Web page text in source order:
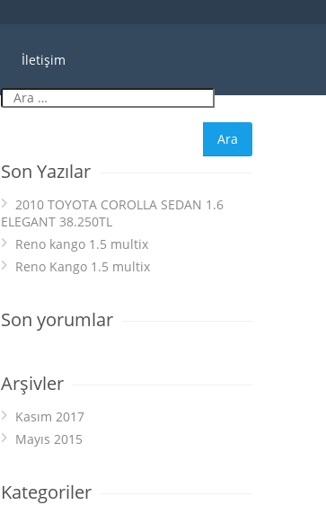
İletişim
Son Yazılar
2010 TOYOTA COROLLA SEDAN 1.6
ELEGANT 38.250TL
Reno kango 1.5 multix
Reno Kango 1.5 multix
Son yorumlar
Arşivler
Kasım 2017
Mayıs 2015
Kategoriler